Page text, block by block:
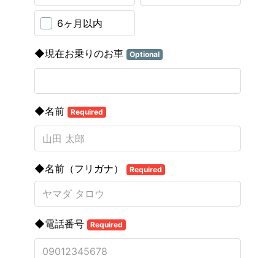
6ヶ月以内
◆現在お乗りのお車 Optional
◆名前 Required
◆名前（フリガナ） Required
◆電話番号 Required